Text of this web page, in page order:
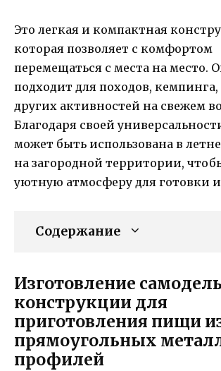
Это легкая и компактная
которая позволяет с комфортом
перемещаться с места на место.
подходит для походов,
других активностей на свежем
Благодаря своей
может быть использована в
на загородной территории,
уютную атмосферу для готовки
Содержание
Изготовление
конструкции для
приготовления пищи
прямоугольных
профилей